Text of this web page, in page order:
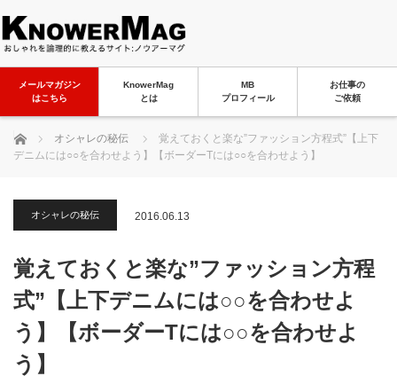
メールマガジン
はこちら
KnowerMag
とは
MB
プロフィール
お仕事の
ご依頼
ホーム オシャレの秘伝
覚えておくと楽な”ファッション方程式”【上下
デニムには○○を合わせよう】【ボーダーTには○○を合わせよう】
オシャレの秘伝 2016.06.13
覚えておくと楽な”ファッション方程
式”【上下デニムには○○を合わせよ
う】【ボーダーTには○○を合わせよ
う】